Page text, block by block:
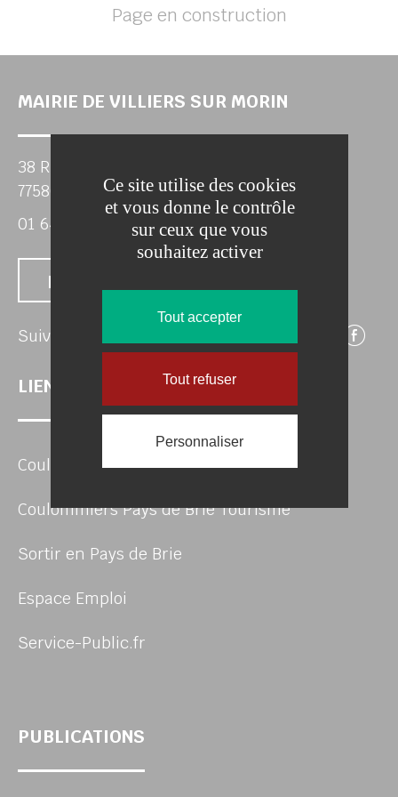
Page en construction
MAIRIE DE VILLIERS SUR MORIN
38 Rue de Paris
77580 VILLIERS-SUR-MORIN
01 64 63 46 50
Nous contacter
Suivez-nous
LIENS UTILES
Coulommiers Pays de Brie Agglomération
Coulommiers Pays de Brie Tourisme
Sortir en Pays de Brie
Espace Emploi
Service-Public.fr
PUBLICATIONS
Ce site utilise des cookies
et vous donne le contrôle
sur ceux que vous
souhaitez activer
Tout accepter
Tout refuser
Personnaliser